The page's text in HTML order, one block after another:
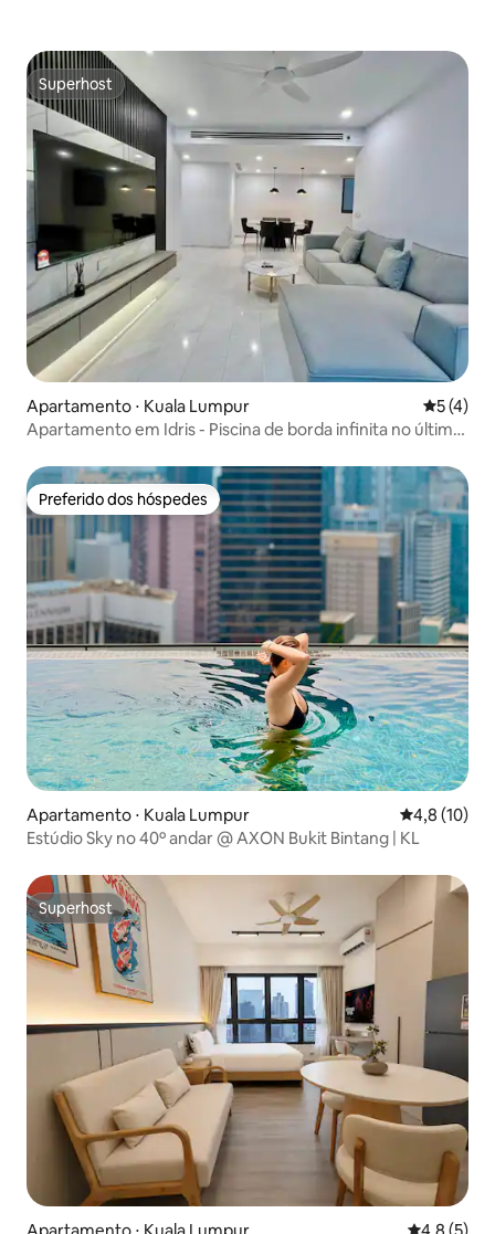
Superhost
Superhost
Apartamento ⋅ Kuala Lumpur 5 de
5 (4)
Apartamento em Idris - Piscina de borda infinita no último
Preferido dos hóspedes
Preferido dos hóspedes
Apartamento ⋅ Kuala Lumpur 4,8 de uma
4,8 (10)
Estúdio Sky no 40º andar @ AXON Bukit Bintang | KL
Superhost
Superhost